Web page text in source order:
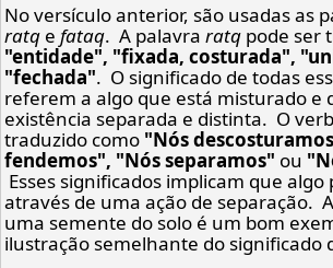
No versículo anterior, são usadas as
ratq e fataq. A palavra ratq pode ser
"entidade", "fixada, costurada",
"fechada". O significado de todas
referem a algo que está misturado e
existência separada e distinta. O
traduzido como "Nós
fendemos", "Nós separamos" ou
Esses significados implicam que algo
através de uma ação de separação.
uma semente do solo é um bom
ilustração semelhante do significado